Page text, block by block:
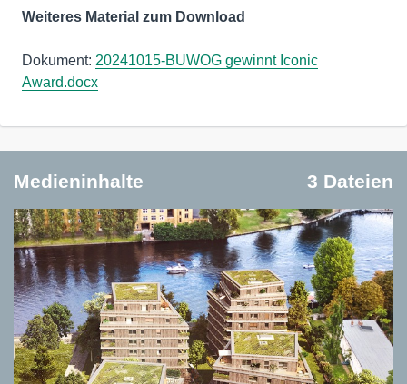
Weiteres Material zum Download
Dokument: 20241015-BUWOG gewinnt Iconic
Award.docx
Medieninhalte 3 Dateien